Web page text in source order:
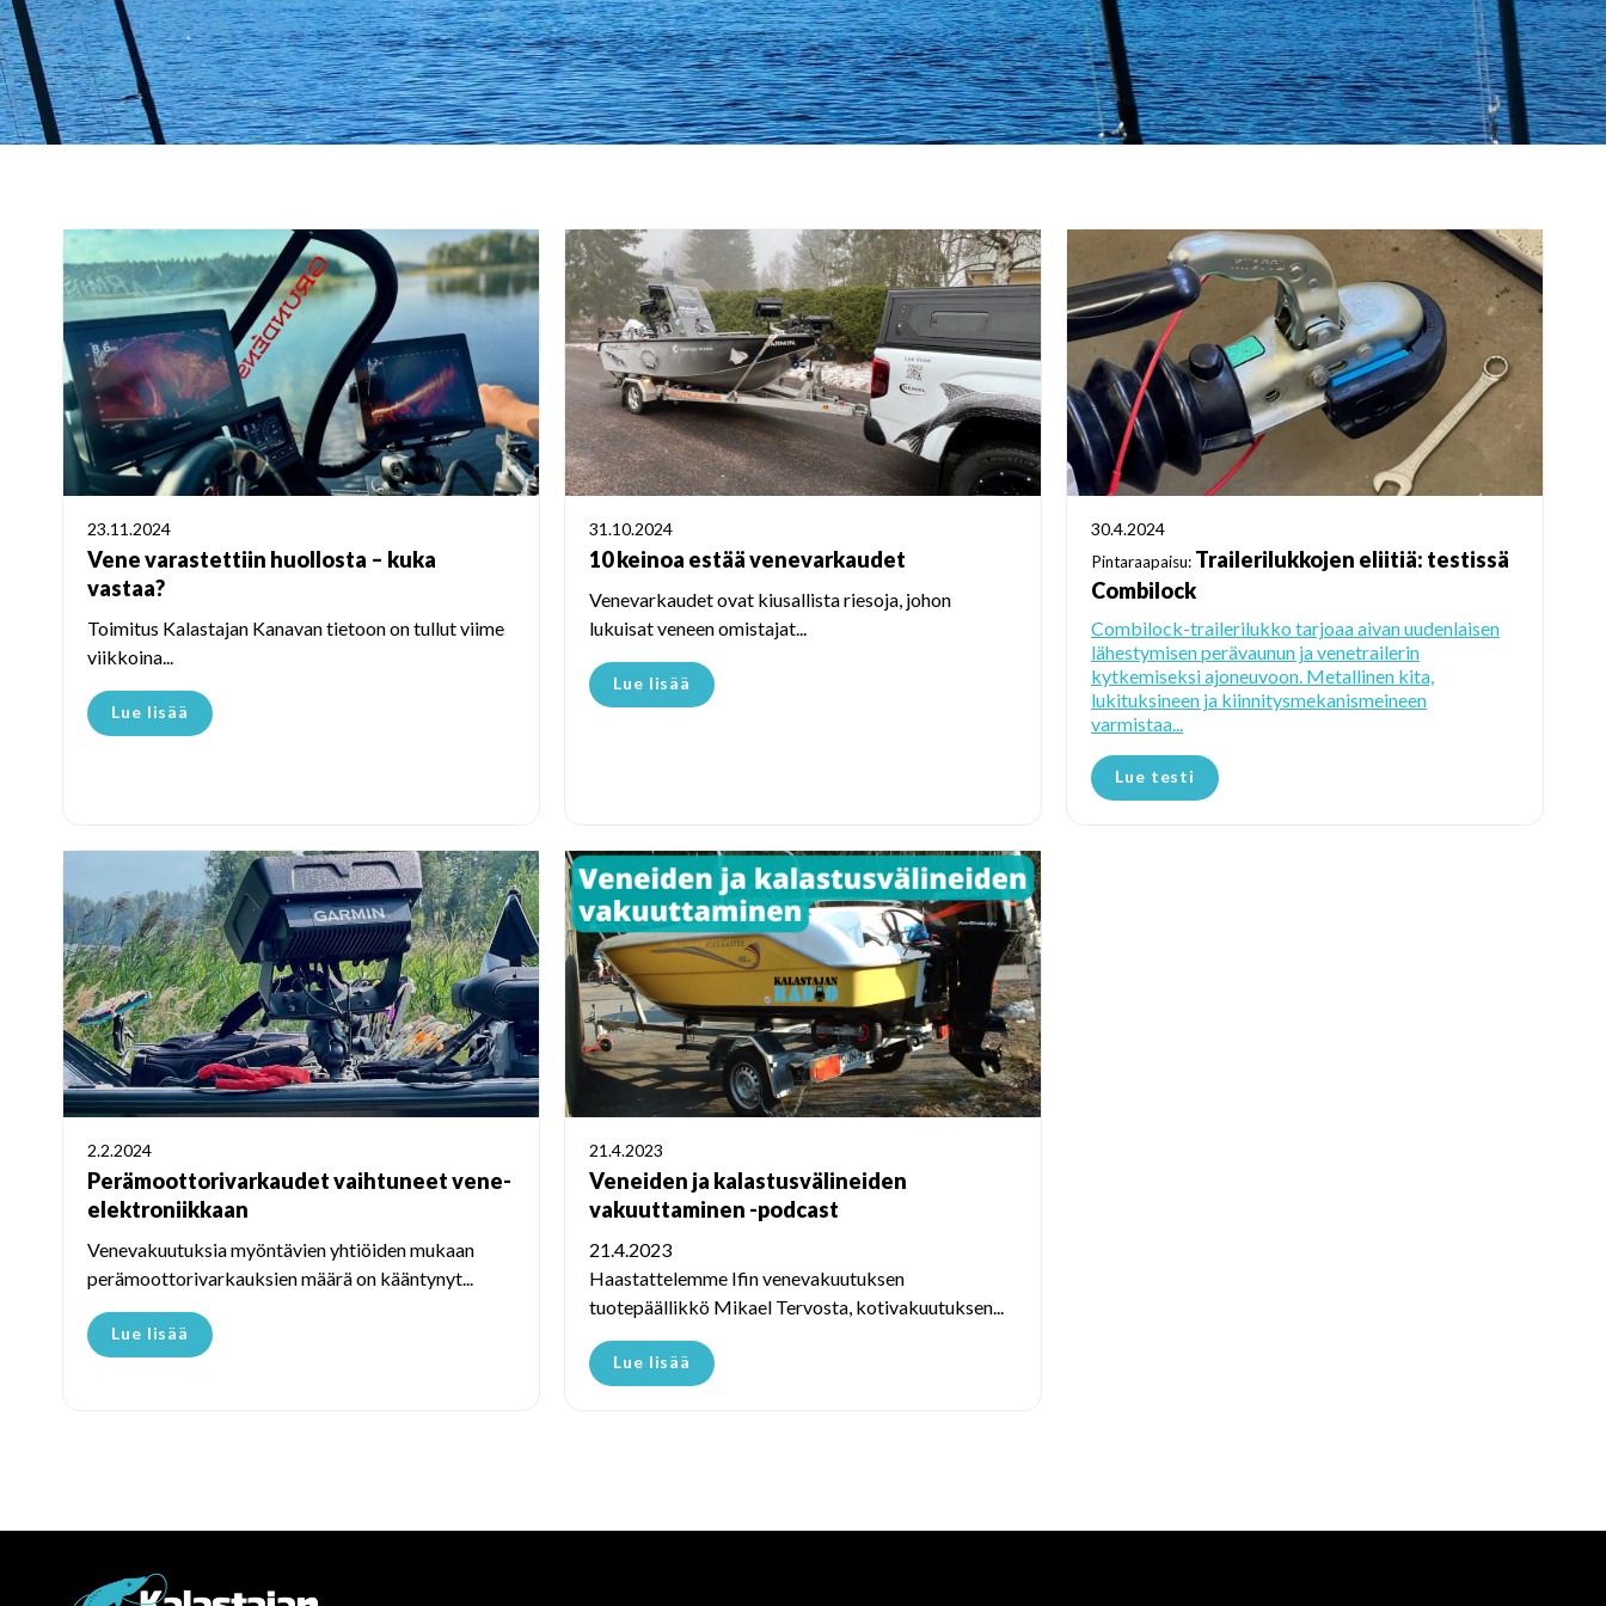
23.11.2024
Vene varastettiin huollosta – kuka
vastaa?
Toimitus Kalastajan Kanavan tietoon on tullut viime
viikkoina...
Lue lisää
31.10.2024
10 keinoa estää venevarkaudet
Venevarkaudet ovat kiusallista riesoja, johon
lukuisat veneen omistajat...
Lue lisää
30.4.2024
Pintaraapaisu: Trailerilukkojen eliitiä: testissä
Combilock
Combilock-trailerilukko tarjoaa aivan uudenlaisen
lähestymisen perävaunun ja venetrailerin
kytkemiseksi ajoneuvoon. Metallinen kita,
lukituksineen ja kiinnitysmekanismeineen
varmistaa...
Lue testi
2.2.2024
Perämoottorivarkaudet vaihtuneet vene-
elektroniikkaan
Venevakuutuksia myöntävien yhtiöiden mukaan
perämoottorivarkauksien määrä on kääntynyt...
Lue lisää
21.4.2023
Veneiden ja kalastusvälineiden
vakuuttaminen -podcast
21.4.2023
Haastattelemme Ifin venevakuutuksen
tuotepäällikkö Mikael Tervosta, kotivakuutuksen...
Lue lisää